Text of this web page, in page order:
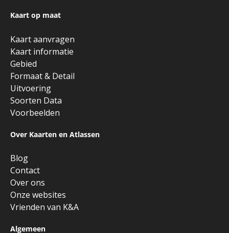
Kaart op maat
Kaart aanvragen
Kaart informatie
Gebied
Formaat & Detail
Uitvoering
Soorten Data
Voorbeelden
Over Kaarten en Atlassen
Blog
Contact
Over ons
Onze websites
Vrienden van K&A
Algemeen